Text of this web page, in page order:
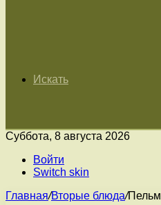
Искать
Суббота, 8 августа 2026
Войти
Switch skin
Главная/Вторые блюда/